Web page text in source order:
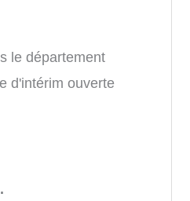
le département
d'intérim ouverte